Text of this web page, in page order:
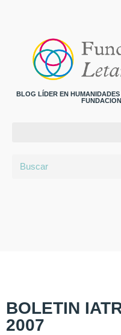
BLOG LÍDER EN
BOLETIN
2007